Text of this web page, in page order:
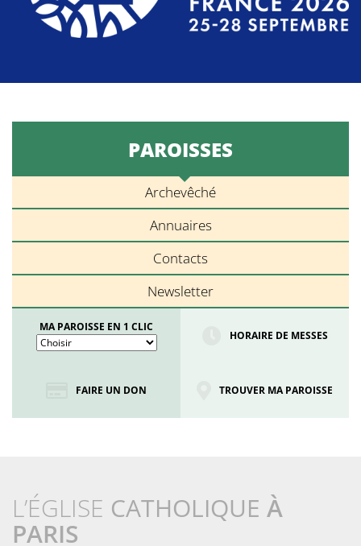
PAROISSES
Archevêché
Annuaires
Contacts
Newsletter
MA PAROISSE EN 1 CLIC
HORAIRE DE MESSES
FAIRE UN DON TROUVER MA PAROISSE
L’ÉGLISE CATHOLIQUE À
PARIS